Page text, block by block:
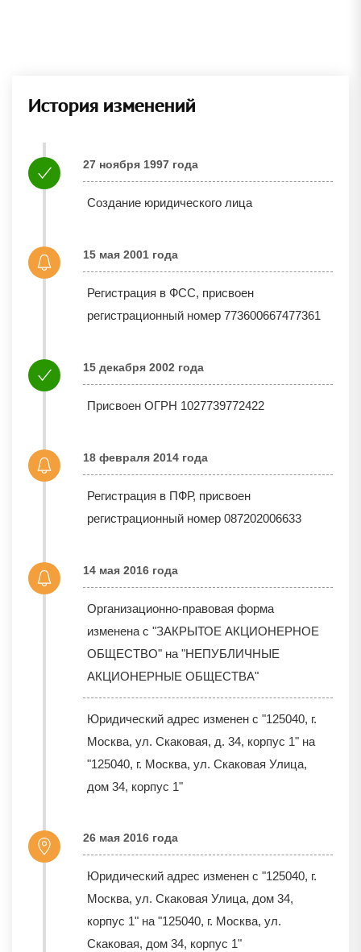
История изменений
27 ноября 1997 года
Создание юридического лица
15 мая 2001 года
Регистрация в ФСС, присвоен
регистрационный номер 773600667477361
15 декабря 2002 года
Присвоен ОГРН 1027739772422
18 февраля 2014 года
Регистрация в ПФР, присвоен
регистрационный номер 087202006633
14 мая 2016 года
Организационно-правовая форма
изменена с "ЗАКРЫТОЕ АКЦИОНЕРНОЕ
ОБЩЕСТВО" на "НЕПУБЛИЧНЫЕ
АКЦИОНЕРНЫЕ ОБЩЕСТВА"
Юридический адрес изменен с "125040, г.
Москва, ул. Скаковая, д. 34, корпус 1" на
"125040, г. Москва, ул. Скаковая Улица,
дом 34, корпус 1"
26 мая 2016 года
Юридический адрес изменен с "125040, г.
Москва, ул. Скаковая Улица, дом 34,
корпус 1" на "125040, г. Москва, ул.
Скаковая, дом 34, корпус 1"